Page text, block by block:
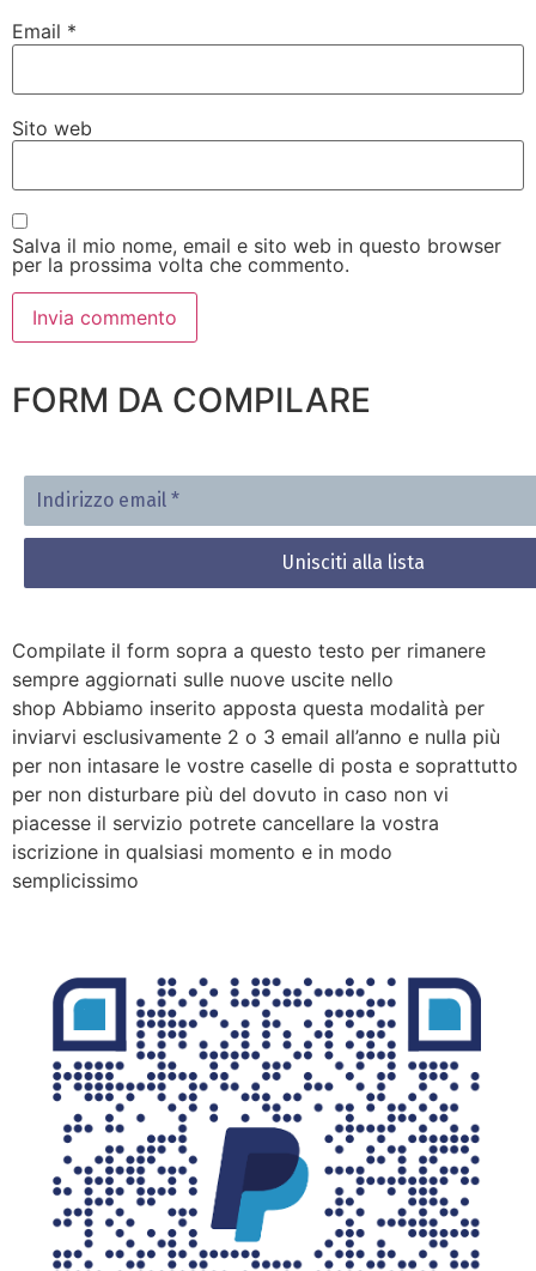
Email *
Sito web
Salva il mio nome, email e sito web in questo browser
per la prossima volta che commento.
FORM DA COMPILARE
Indirizzo
email
*
Compilate il form sopra a questo testo per rimanere
sempre aggiornati sulle nuove uscite nello
shop Abbiamo inserito apposta questa modalità per
inviarvi esclusivamente 2 o 3 email all’anno e nulla più
per non intasare le vostre caselle di posta e soprattutto
per non disturbare più del dovuto in caso non vi
piacesse il servizio potrete cancellare la vostra
iscrizione in qualsiasi momento e in modo
semplicissimo